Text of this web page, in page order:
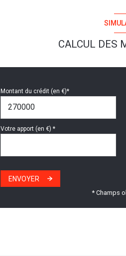
CALCUL DES
Montant du crédit (en €)*
Votre apport (en €) *
ENVOYER
* Champs